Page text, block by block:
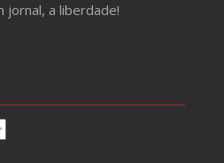
jornal, a liberdade!